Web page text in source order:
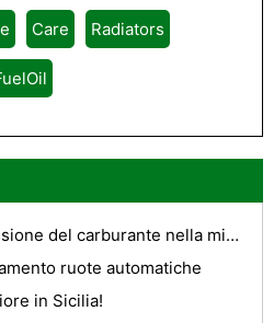
Care Radiators
Come testare la pressione del carburante nella mia Camry
ruote automatiche
in Sicilia!